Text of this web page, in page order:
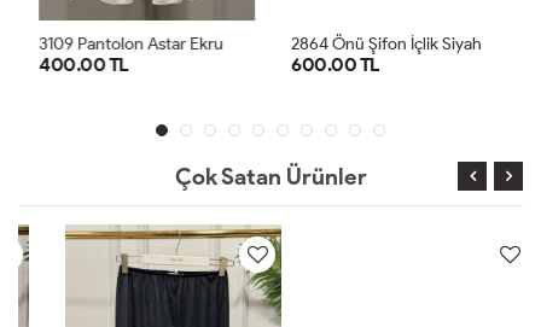
3109 Pantolon Astar Ekru
400.00 TL
2864 Önü Şifon İçlik Siyah
600.00 TL
Çok Satan Ürünler